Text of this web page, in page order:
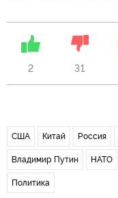
2 31
США Китай Россия
Владимир Путин НАТО
Политика